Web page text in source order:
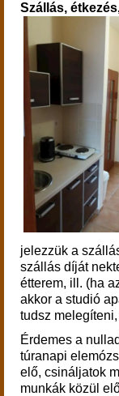
Szállás,
jelezzük a
szállás díját
étterem, ill. (ha
akkor a studió
tudsz
Érdemes a
túranapi
elő, csináljatok
munkák közül